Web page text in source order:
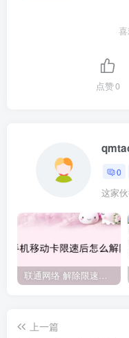
点赞0
0
这家
联通网络 解除限速方法参考！畅享、畅玩、老白干等及其它地区自测了
上一篇